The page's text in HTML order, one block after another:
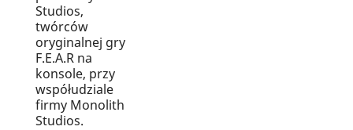
Studios,
twórców
oryginalnej gry
F.E.A.R na
konsole, przy
współudziale
firmy Monolith
Studios.